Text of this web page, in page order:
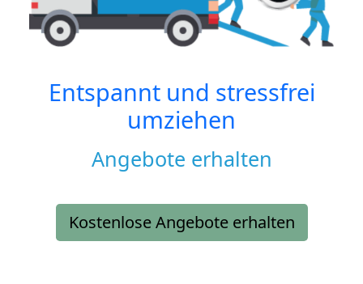
Entspannt und stressfrei
umziehen
Angebote erhalten
Kostenlose Angebote erhalten